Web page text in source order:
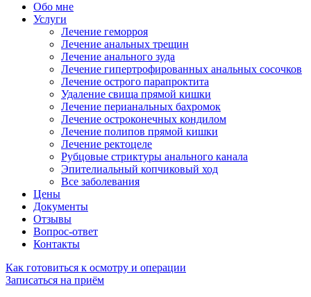
Обо мне
Услуги
Лечение геморроя
Лечение анальных трещин
Лечение анального зуда
Лечение гипертрофированных анальных сосочков
Лечение острого парапроктита
Удаление свища прямой кишки
Лечение перианальных бахромок
Лечение остроконечных кондилом
Лечение полипов прямой кишки
Лечение ректоцеле
Рубцовые стриктуры анального канала
Эпителиальный копчиковый ход
Все заболевания
Цены
Документы
Отзывы
Вопрос-ответ
Контакты
Как готовиться к осмотру и операции
Записаться на приём